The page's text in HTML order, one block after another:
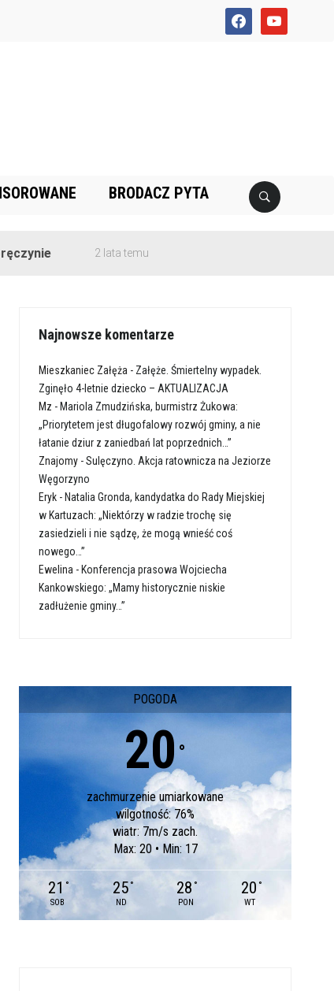
facebookyoutube
BRODACZ PYTA
2 lata temu
Najnowsze komentarze
Mieszkaniec Załęża - Załęże. Śmiertelny wypadek.
Zginęło 4-letnie dziecko – AKTUALIZACJA
Mz - Mariola Zmudzińska, burmistrz Żukowa:
„Priorytetem jest długofalowy rozwój gminy, a nie
łatanie dziur z zaniedbań lat poprzednich…”
Znajomy -Sulęczyno. Akcja ratownicza na Jeziorze
Węgorzyno
Eryk - Natalia Gronda, kandydatka do Rady Miejskiej
w Kartuzach: „Niektórzy w radzie trochę się
zasiedzieli i nie sądzę, że mogą wnieść coś
nowego…”
Ewelina - Konferencja prasowa Wojciecha
Kankowskiego: „Mamy historycznie niskie
zadłużenie gminy…”
POGODA
20 °
zachmurzenie umiarkowane
wilgotność: 76%
wiatr: 7m/s zach.
Max: 20 • Min: 17
21 °
SOB
25 °
ND
28 °
PON
20 °
WT